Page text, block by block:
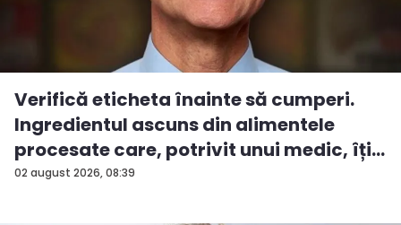
02 august 2026, 08:39
Verifică eticheta înainte să cumperi.
Ingredientul ascuns din alimentele
procesate care, potrivit unui medic, îți...